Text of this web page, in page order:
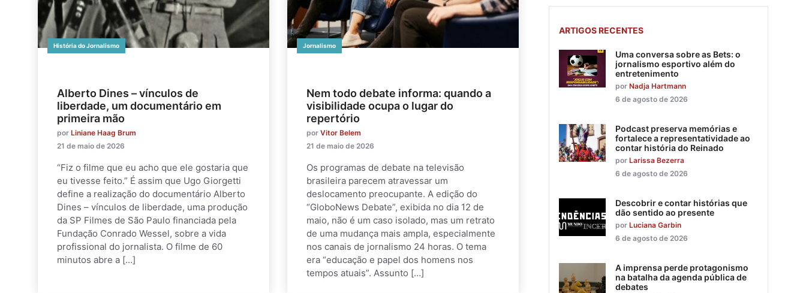
História do Jornalismo
Alberto Dines – vínculos de
liberdade, um documentário em
primeira mão
por Liniane Haag Brum
21 de maio de 2026
“Fiz o filme que eu acho que ele gostaria que
eu tivesse feito.” É assim que Ugo Giorgetti
define a realização do documentário Alberto
Dines – vínculos de liberdade, uma produção
da SP Filmes de São Paulo financiada pela
Fundação Conrado Wessel, sobre a vida
profissional do jornalista. O filme de 60
minutos abre a […]
Jornalismo
Nem todo debate informa: quando a
visibilidade ocupa o lugar do
repertório
por Vitor Belem
21 de maio de 2026
Os programas de debate na televisão
brasileira parecem atravessar um
deslocamento preocupante. A edição do
“GloboNews Debate”, exibida no dia 12 de
maio, não é um caso isolado, mas um retrato
de uma mudança mais ampla, especialmente
nos canais de jornalismo 24 horas. O tema
era “educação e papel dos homens nos
tempos atuais”. Assunto […]
ARTIGOS RECENTES
Uma conversa sobre as Bets: o
jornalismo esportivo além do
entretenimento
por Nadja Hartmann
6 de agosto de 2026
Podcast preserva memórias e
fortalece a representatividade ao
contar história do Reinado
por Larissa Bezerra
6 de agosto de 2026
Descobrir e contar histórias que
dão sentido ao presente
por Luciana Garbin
6 de agosto de 2026
A imprensa perde protagonismo
na batalha da agenda pública de
debates